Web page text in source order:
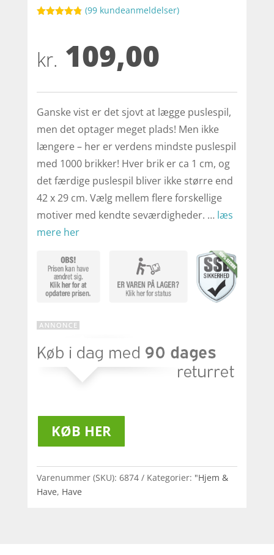
baseret på
kundebedøm
melser
(99 kundeanmeldelser)
kr. 109,00
Ganske vist er det sjovt at lægge puslespil,
men det optager meget plads! Men ikke
længere – her er verdens mindste puslespil
med 1000 brikker! Hver brik er ca 1 cm, og
det færdige puslespil bliver ikke større end
42 x 29 cm. Vælg mellem flere forskellige
motiver med kendte seværdigheder. … læs
mere her
KØB HER
Varenummer (SKU): 6874 Kategorier: "Hjem &
Have, Have